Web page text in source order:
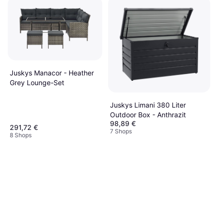
Juskys Manacor - Heather
Grey Lounge-Set
291,72 €
8 Shops
Juskys Limani 380 Liter
Outdoor Box - Anthrazit
98,89 €
7 Shops